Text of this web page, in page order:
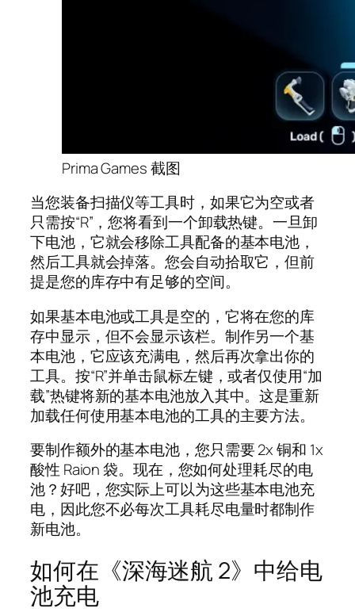
Prima Games 截图
当您装备扫描仪等工具时，如果它为空或者
只需按“R”，您将看到一个卸载热键。一旦卸
下电池，它就会移除工具配备的基本电池，
然后工具就会掉落。您会自动拾取它，但前
提是您的库存中有足够的空间。
如果基本电池或工具是空的，它将在您的库
存中显示，但不会显示该栏。制作另一个基
本电池，它应该充满电，然后再次拿出你的
工具。按“R”并单击鼠标左键，或者仅使用“加
载”热键将新的基本电池放入其中。这是重新
加载任何使用基本电池的工具的主要方法。
要制作额外的基本电池，您只需要 2x 铜和 1x
酸性 Raion 袋。现在，您如何处理耗尽的电
池？好吧，您实际上可以为这些基本电池充
电，因此您不必每次工具耗尽电量时都制作
新电池。
如何在《深海迷航 2》中给电
池充电